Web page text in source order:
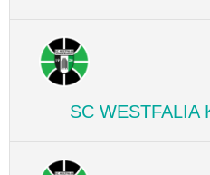
SC WESTFALIA